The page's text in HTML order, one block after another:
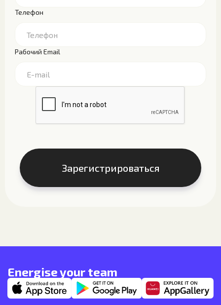
Телефон
Рабочий Email
Energise your team